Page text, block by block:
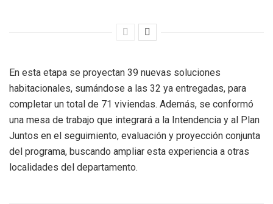
En esta etapa se proyectan 39 nuevas soluciones
habitacionales, sumándose a las 32 ya entregadas, para
completar un total de 71 viviendas. Además, se conformó
una mesa de trabajo que integrará a la Intendencia y al Plan
Juntos en el seguimiento, evaluación y proyección conjunta
del programa, buscando ampliar esta experiencia a otras
localidades del departamento.